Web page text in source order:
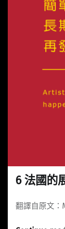
6 法國的
翻譯自原文